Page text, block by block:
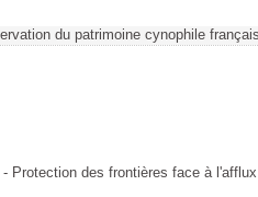
du patrimoine cynophile français
Protection des frontières face à l'afflux